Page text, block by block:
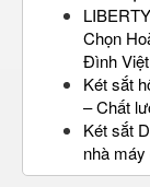
Chọn
Đình Việt
Két sắt
– Chất
Két sắt
nhà